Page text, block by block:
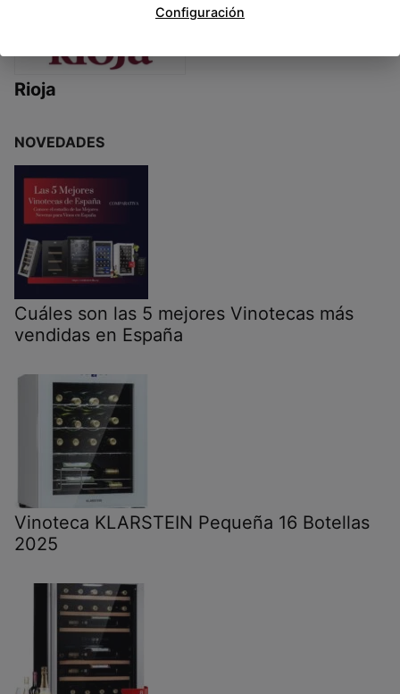
Rioja
NOVEDADES
Cuáles son las 5 mejores Vinotecas más
vendidas en España
Vinoteca KLARSTEIN Pequeña 16 Botellas
2025
Configuración